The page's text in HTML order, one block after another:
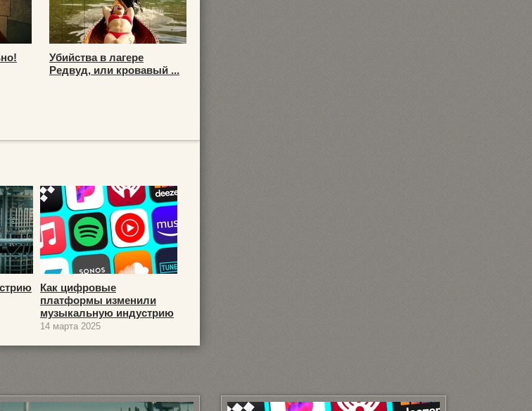
Убийства в лагере
Редвуд, или кровавый ...
Как цифровые
платформы изменили
музыкальную индустрию
14 марта 2025